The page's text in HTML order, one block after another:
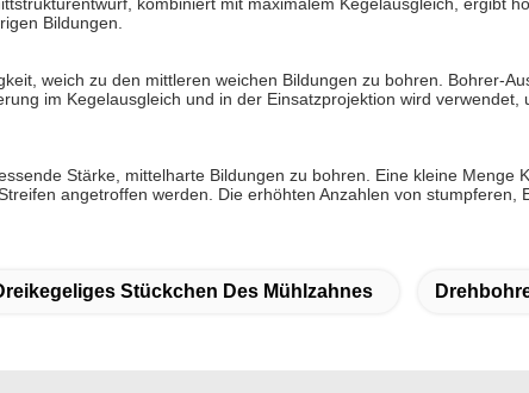
Bildungen.
weich zu den mittleren weichen Bildungen zu bohren. Bohrer-
im Kegelausgleich und in der Einsatzprojektion wird
Stärke, mittelharte Bildungen zu bohren. Eine kleine Menge
angetroffen werden. Die erhöhten Anzahlen von
Stückchen Des Mühlzahnes